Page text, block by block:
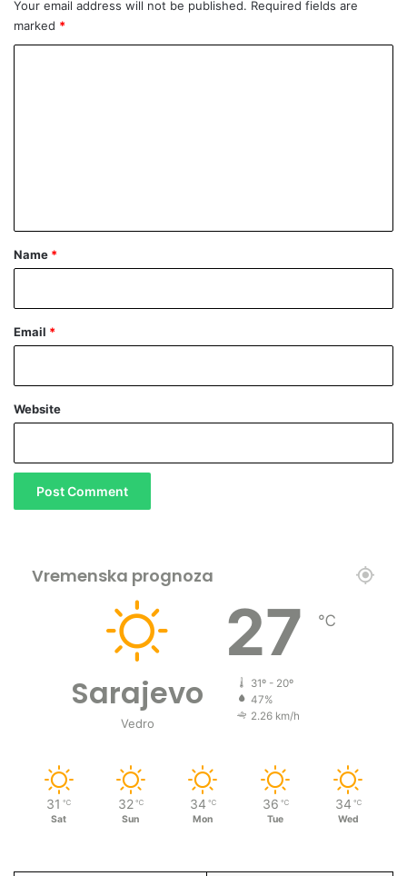
Your email address will not be published. Required fields are
marked *
*
Name *
Email *
Website
Vremenska prognoza
Sarajevo
Vedro
27 ℃
31º - 20º
47%
2.26 km/h
31 ℃
Sat
32 ℃
Sun
34 ℃
Mon
36 ℃
Tue
34 ℃
Wed